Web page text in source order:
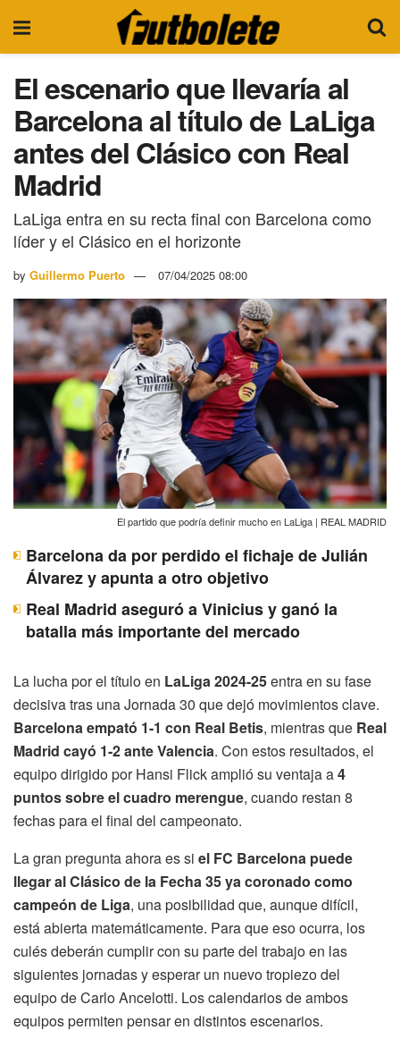
El escenario que llevaría al
Barcelona al título de LaLiga
antes del Clásico con Real
Madrid
LaLiga entra en su recta final con Barcelona como
líder y el Clásico en el horizonte
by Guillermo Puerto 07/04/2025 08:00
El partido que podría definir mucho en LaLiga | REAL MADRID
Barcelona da por perdido el fichaje de Julián
Álvarez y apunta a otro objetivo
Real Madrid aseguró a Vinicius y ganó la
batalla más importante del mercado
La lucha por el título en LaLiga 2024-25entra en su fase
decisiva tras una Jornada 30 que dejó movimientos clave.
Barcelona empató 1-1 con Real Betis, mientras que Real
Madrid cayó 1-2 ante Valencia. Con estos resultados, el
equipo dirigido por Hansi Flick amplió su ventaja a4
puntos sobre el cuadro merengue, cuando restan 8
fechas para el final del campeonato.
La gran pregunta ahora es si el FC Barcelona puede
llegar al Clásico de la Fecha 35 ya coronado como
campeón de Liga, una posibilidad que, aunque difícil,
está abierta matemáticamente. Para que eso ocurra, los
culés deberán cumplir con su parte del trabajo en las
siguientes jornadas y esperar un nuevo tropiezo del
equipo de Carlo Ancelotti. Los calendarios de ambos
equipos permiten pensar en distintos escenarios.